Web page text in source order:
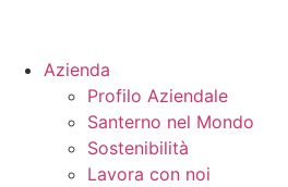
Azienda
Profilo Aziendale
Santerno nel Mondo
Sostenibilità
Lavora con noi